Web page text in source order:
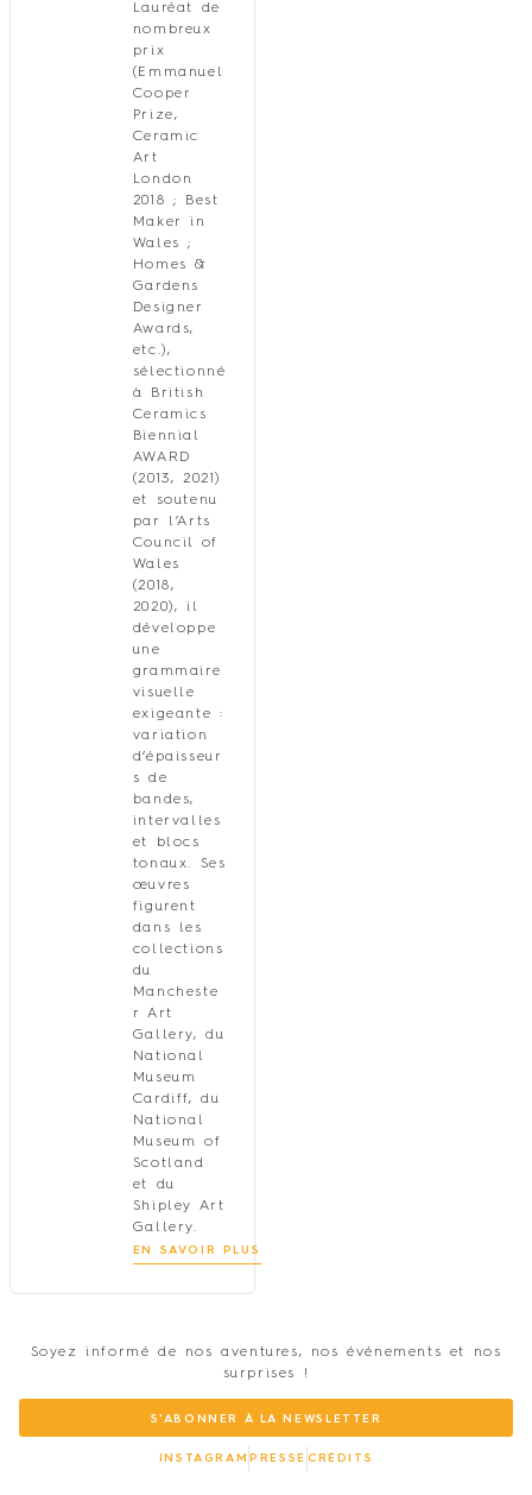
Lauréat de
nombreux
prix
(Emmanuel
Cooper
Prize,
Ceramic
Art
London
2018 ; Best
Maker in
Wales ;
Homes &
Gardens
Designer
Awards,
etc.),
sélectionné
à British
Ceramics
Biennial
AWARD
(2013, 2021)
et soutenu
par l’Arts
Council of
Wales
(2018,
2020), il
développe
une
grammaire
visuelle
exigeante :
variation
d’épaisseur
s de
bandes,
intervalles
et blocs
tonaux. Ses
œuvres
figurent
dans les
collections
du
Mancheste
r Art
Gallery, du
National
Museum
Cardiff, du
National
Museum of
Scotland
et du
Shipley Art
Gallery.
EN SAVOIR PLUS
Soyez informé de nos aventures, nos événements et nos
surprises !
S'ABONNER À LA NEWSLETTER
INSTAGRAM PRESSE CRÉDITS